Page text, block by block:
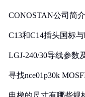
CONOSTAN公司简介
C13和C14插头国标
LGJ-240/30导线参数
寻找nce01p30k
电梯的尺寸有哪些规